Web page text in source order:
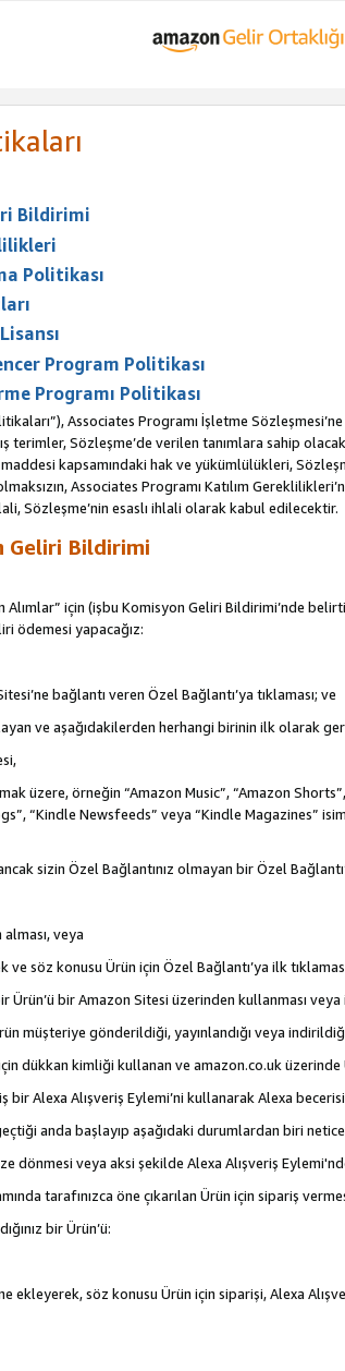
Bildirimi
Politikası
Program Politikası
Programı Politikası
Associates Programı İşletme
terimler, Sözleşme’de verilen tanımlara sahip
maddesi kapsamındaki hak ve yükümlülükleri,
Associates Programı Katılım
Sözleşme’nin esaslı ihlali olarak kabul edilecektir.
Geliri Bildirimi
Alımlar” için (işbu Komisyon Geliri Bildirimi’nde
ödemesi yapacağız:
bağlantı veren Özel Bağlantı’ya tıklaması; ve
ve aşağıdakilerden herhangi birinin ilk olarak
üzere, örneğin “Amazon Music”, “Amazon
“Kindle Newsfeeds” veya “Kindle Magazines”
sizin Özel Bağlantınız olmayan bir Özel
veya
söz konusu Ürün için Özel Bağlantı’ya ilk
bir Amazon Sitesi üzerinden kullanması veya
müşteriye gönderildiği, yayınlandığı veya
dükkan kimliği kullanan ve amazon.co.uk
Alexa Alışveriş Eylemi’ni kullanarak Alexa
anda başlayıp aşağıdaki durumlardan biri
dönmesi veya aksi şekilde Alexa Alışveriş
tarafınızca öne çıkarılan Ürün için sipariş
bir Ürün’ü:
ekleyerek, söz konusu Ürün için siparişi, Alexa